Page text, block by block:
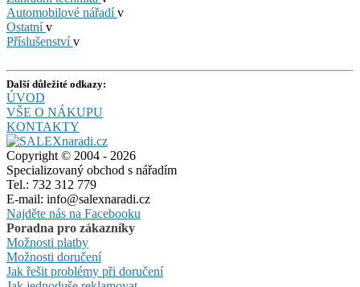
Automobilové nářadív
Ostatnív
Příslušenstvív
Další důležité odkazy:
ÚVOD
VŠE O NÁKUPU
KONTAKTY
Copyright © 2004 - 2026
Specializovaný obchod s nářadím
Tel.: 732 312 779
E-mail: info@salexnaradi.cz
Najděte nás na Facebooku
Poradna pro zákazníky
Možnosti platby
Možnosti doručení
Jak řešit problémy při doručení